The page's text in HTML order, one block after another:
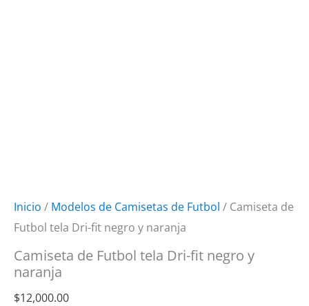
Inicio / Modelos de Camisetas de Futbol / Camiseta de
Futbol tela Dri-fit negro y naranja
Camiseta de Futbol tela Dri-fit negro y
naranja
$12,000.00